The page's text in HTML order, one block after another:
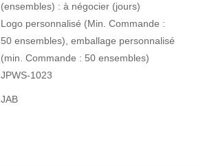
(ensembles) : à négocier (jours)
Logo personnalisé (Min. Commande :
50 ensembles), emballage personnalisé
(min. Commande : 50 ensembles)
JPWS-1023
JAB